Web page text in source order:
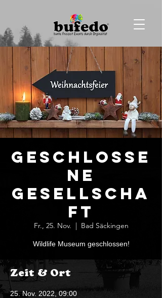
Geschlosse
ne
Gesellscha
ft
Fr., 25. Nov.
  |
Bad Säckingen
Wildlife Museum geschlossen!
Zeit & Ort
25. Nov. 2022, 09:00